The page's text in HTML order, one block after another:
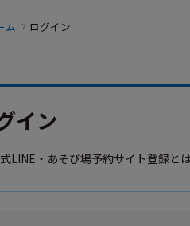
ム ログイン
イン
LINE・あそび場予約サイト登録とは